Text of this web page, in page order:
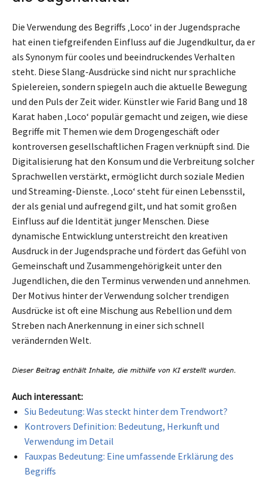
Die Verwendung des Begriffs ‚Loco‘ in der Jugendsprache
hat einen tiefgreifenden Einfluss auf die Jugendkultur, da er
als Synonym für cooles und beeindruckendes Verhalten
steht. Diese Slang-Ausdrücke sind nicht nur sprachliche
Spielereien, sondern spiegeln auch die aktuelle Bewegung
und den Puls der Zeit wider. Künstler wie Farid Bang und 18
Karat haben ‚Loco‘ populär gemacht und zeigen, wie diese
Begriffe mit Themen wie dem Drogengeschäft oder
kontroversen gesellschaftlichen Fragen verknüpft sind. Die
Digitalisierung hat den Konsum und die Verbreitung solcher
Sprachwellen verstärkt, ermöglicht durch soziale Medien
und Streaming-Dienste. ‚Loco‘ steht für einen Lebensstil,
der als genial und aufregend gilt, und hat somit großen
Einfluss auf die Identität junger Menschen. Diese
dynamische Entwicklung unterstreicht den kreativen
Ausdruck in der Jugendsprache und fördert das Gefühl von
Gemeinschaft und Zusammengehörigkeit unter den
Jugendlichen, die den Terminus verwenden und annehmen.
Der Motivus hinter der Verwendung solcher trendigen
Ausdrücke ist oft eine Mischung aus Rebellion und dem
Streben nach Anerkennung in einer sich schnell
verändernden Welt.
Auch interessant:
Siu Bedeutung: Was steckt hinter dem Trendwort?
Kontrovers Definition: Bedeutung, Herkunft und
Verwendung im Detail
Fauxpas Bedeutung: Eine umfassende Erklärung des
Begriffs